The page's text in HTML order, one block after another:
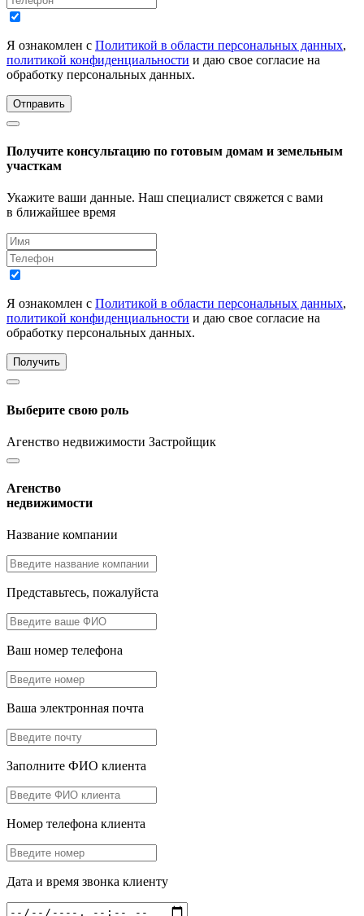
Я ознакомлен с Политикой в области персональных данных,
политикой конфиденциальности и даю свое согласие на
обработку персональных данных.
Отправить
Получите консультацию по готовым домам и земельным
участкам
Укажите ваши данные. Наш специалист свяжется с вами
в ближайшее время
Я ознакомлен с Политикой в области персональных данных,
политикой конфиденциальности и даю свое согласие на
обработку персональных данных.
Получить
Выберите свою роль
Агенство недвижимости Застройщик
Агенство
недвижимости
Название компании
Представьтесь, пожалуйста
Ваш номер телефона
Ваша электронная почта
Заполните ФИО клиента
Номер телефона клиента
Дата и время звонка клиенту